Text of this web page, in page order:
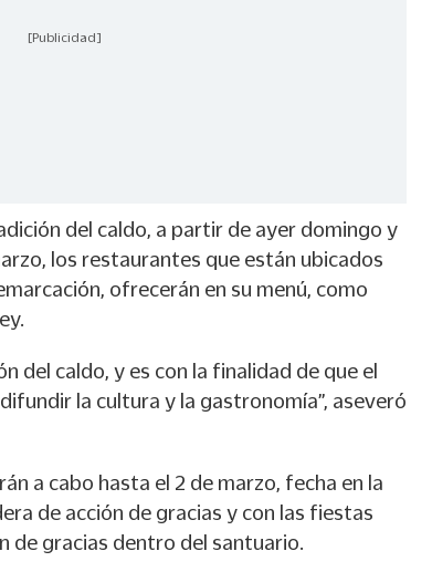
[Publicidad]
del caldo, a partir de ayer domingo y
los restaurantes que están ubicados
ofrecerán en su menú, como
del caldo, y es con la finalidad de que el
la cultura y la gastronomía”, aseveró
a cabo hasta el 2 de marzo, fecha en la
de acción de gracias y con las fiestas
de gracias dentro del santuario.